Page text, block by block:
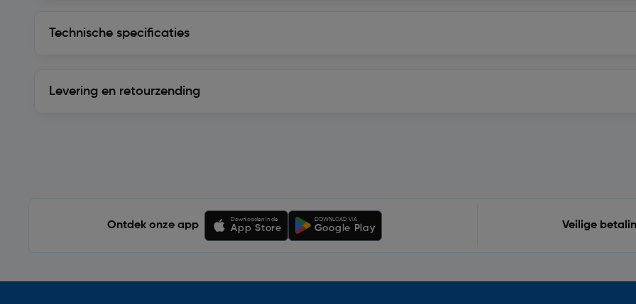
Technische specificaties
Levering en retourzending
Ontdek onze app
Downloaden in de
App Store
DOWNLOAD VIA
Google Play Veilige